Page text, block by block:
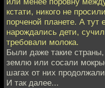
кстати, никого не
порченой планете. А
нарождались дети,
требовали молока.
Были даже такие
землю или сосали
шагах от них
И так далее...